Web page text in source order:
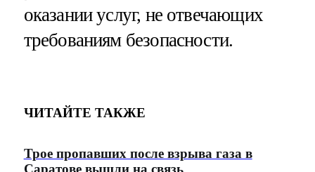
оказании услуг, не отвечающих
требованиям безопасности.
ЧИТАЙТЕ ТАКЖЕ
Трое пропавших после взрыва газа в
Саратове вышли на связь